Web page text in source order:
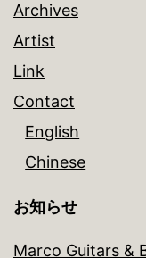
Archives
Artist
Link
Contact
English
Chinese
お知らせ
Marco Guitars &